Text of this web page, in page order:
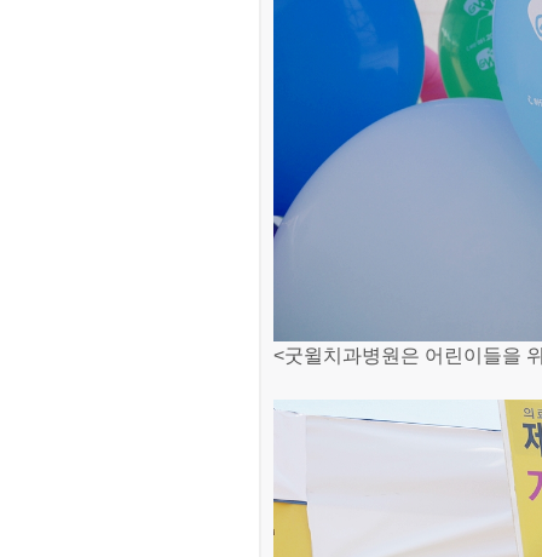
<굿윌치과병원은 어린이들을